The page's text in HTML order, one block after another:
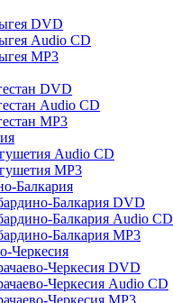
DVD
Audio CD
MP3
DVD
Audio CD
MP3
Audio CD
MP3
Балкария
Балкария DVD
Балкария Audio CD
Балкария MP3
Черкесия
Черкесия DVD
Черкесия Audio CD
Черкесия MP3